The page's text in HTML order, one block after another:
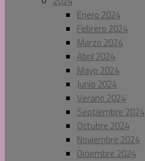
Enero 2024
Febrero 2024
Marzo 2024
Abril 2024
Mayo 2024
Junio 2024
Verano 2024
Septiembre 2024
Octubre 2024
Noviembre 2024
Diciembre 2024